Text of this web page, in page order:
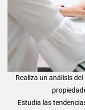
Realiza un análisis
Estudia las